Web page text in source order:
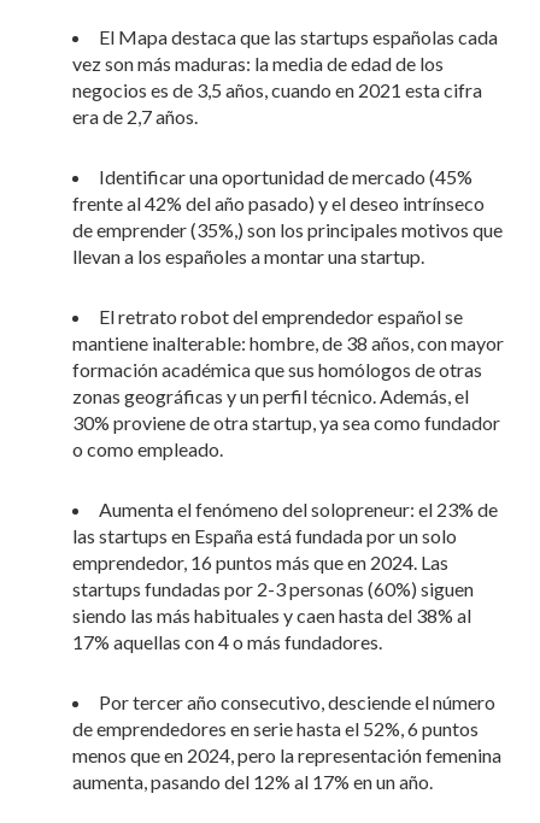
El Mapa destaca que las startups españolas cada
vez son más maduras: la media de edad de los
negocios es de 3,5 años, cuando en 2021 esta cifra
era de 2,7 años.
Identificar una oportunidad de mercado (45%
frente al 42% del año pasado) y el deseo intrínseco
de emprender (35%,) son los principales motivos que
llevan a los españoles a montar una startup.
El retrato robot del emprendedor español se
mantiene inalterable: hombre, de 38 años, con mayor
formación académica que sus homólogos de otras
zonas geográficas y un perfil técnico. Además, el
30% proviene de otra startup, ya sea como fundador
o como empleado.
Aumenta el fenómeno del solopreneur: el 23% de
las startups en España está fundada por un solo
emprendedor, 16 puntos más que en 2024. Las
startups fundadas por 2-3 personas (60%) siguen
siendo las más habituales y caen hasta del 38% al
17% aquellas con 4 o más fundadores.
Por tercer año consecutivo, desciende el número
de emprendedores en serie hasta el 52%, 6 puntos
menos que en 2024, pero la representación femenina
aumenta, pasando del 12% al 17% en un año.